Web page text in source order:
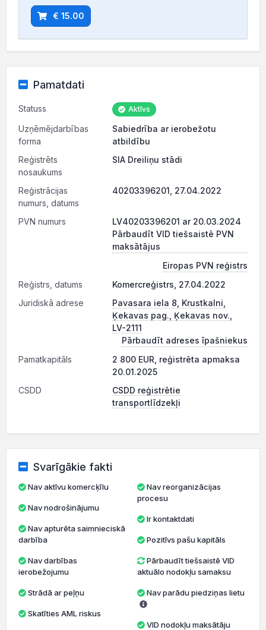
€ 15.00
Pamatdati
Statuss Aktīvs
Uzņēmējdarbības
forma
Sabiedrība ar ierobežotu
atbildību
Reģistrēts
nosaukums
SIA Dreiliņu stādi
Reģistrācijas
numurs, datums
40203396201, 27.04.2022
PVN numurs
LV40203396201 ar 20.03.2024
Pārbaudīt VID tiešsaistē PVN
maksātājus
Eiropas PVN reģistrs
Reģistrs, datums
Komercreģistrs, 27.04.2022
Juridiskā adrese
Pavasara iela 8, Krustkalni,
Ķekavas pag., Ķekavas nov.,
LV-2111
Pārbaudīt adreses īpašniekus
Pamatkapitāls
2 800 EUR, reģistrēta apmaksa
20.01.2025
CSDD
CSDD reģistrētie
transportlīdzekļi
Svarīgākie fakti
Nav aktīvu komercķīlu
Nav nodrošinājumu
darbība
ierobežojumu
Strādā ar peļņu
Skatīties AML riskus
Nav reorganizācijas
procesu
Ir kontaktdati
Pozitīvs pašu kapitāls
Pārbaudīt tiešsaistē VID
aktuālo nodokļu samaksu
Nav parādu piedziņas lietu
VID nodokļu maksātāju